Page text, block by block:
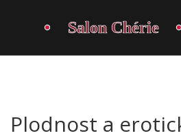
Plodnost a